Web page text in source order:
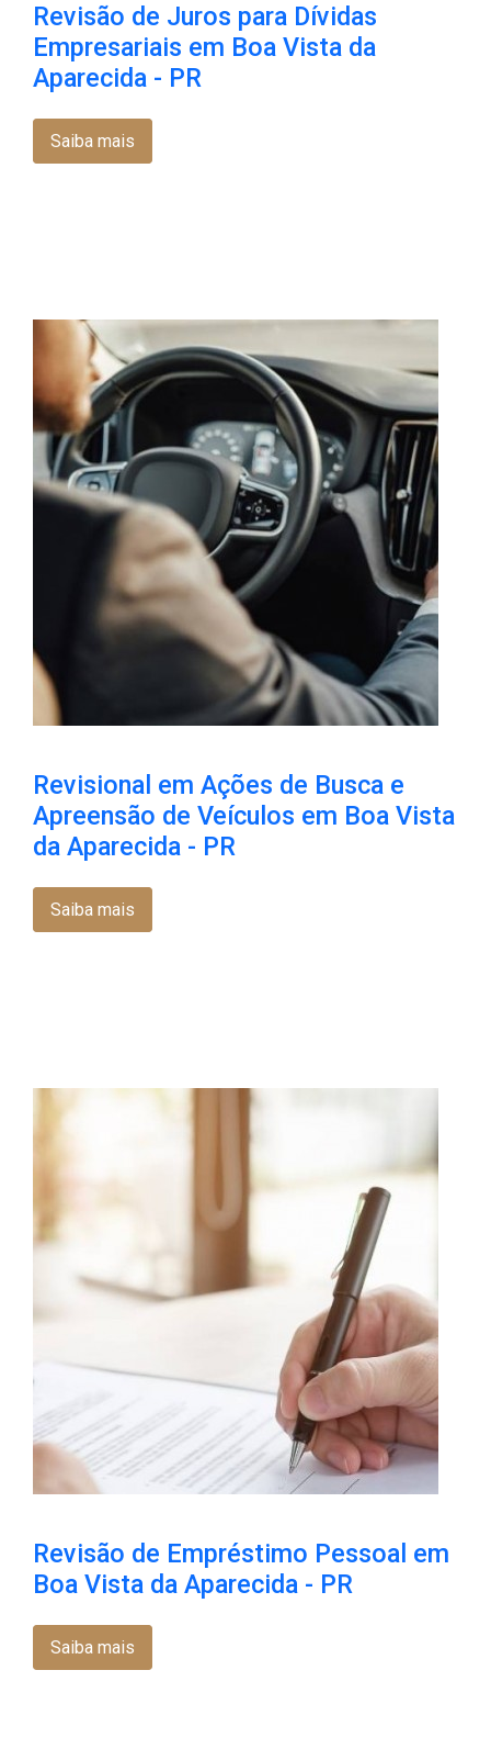
Revisão de Juros para Dívidas
Empresariais em Boa Vista da
Aparecida - PR
Saiba mais
Revisional em Ações de Busca e
Apreensão de Veículos em Boa Vista
da Aparecida - PR
Saiba mais
Revisão de Empréstimo Pessoal em
Boa Vista da Aparecida - PR
Saiba mais